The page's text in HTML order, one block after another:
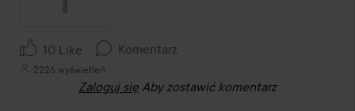
10 Like Komentarz
2226 wyświetleń
Zaloguj się Aby zostawić komentarz